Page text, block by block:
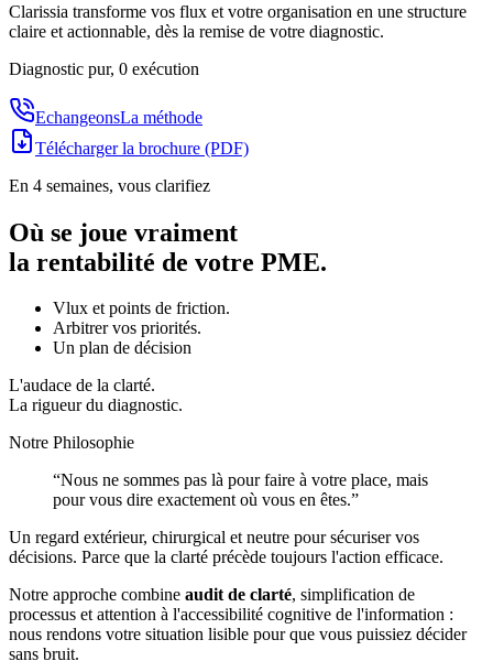
Clarissia transforme vos flux et votre organisation en une structure
claire et actionnable, dès la remise de votre diagnostic.
Diagnostic pur, 0 exécution
EchangeonsLa méthode
Télécharger la brochure (PDF)
En 4 semaines, vous clarifiez
Où se joue vraiment
la rentabilité de votre PME.
Vlux et points de friction.
Arbitrer vos priorités.
Un plan de décision
L'audace de la clarté.
La rigueur du diagnostic.
Notre Philosophie
“Nous ne sommes pas là pour faire à votre place, mais
pour vous dire exactement où vous en êtes.”
Un regard extérieur, chirurgical et neutre pour sécuriser vos
décisions. Parce que la clarté précède toujours l'action efficace.
Notre approche combine audit de clarté, simplification de
processus et attention à l'accessibilité cognitive de l'information :
nous rendons votre situation lisible pour que vous puissiez décider
sans bruit.